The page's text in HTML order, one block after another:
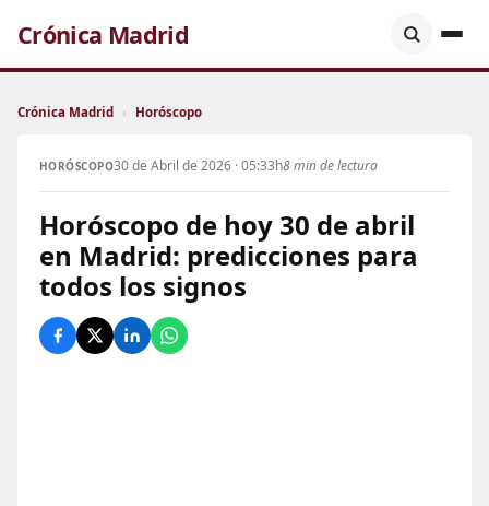
Crónica Madrid
Crónica Madrid › Horóscopo
HORÓSCOPO30 de Abril de 2026 · 05:33h8 min de lectura
Horóscopo de hoy 30 de abril
en Madrid: predicciones para
todos los signos